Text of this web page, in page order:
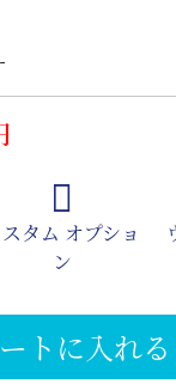
タム オプショ
ン
トに入れる